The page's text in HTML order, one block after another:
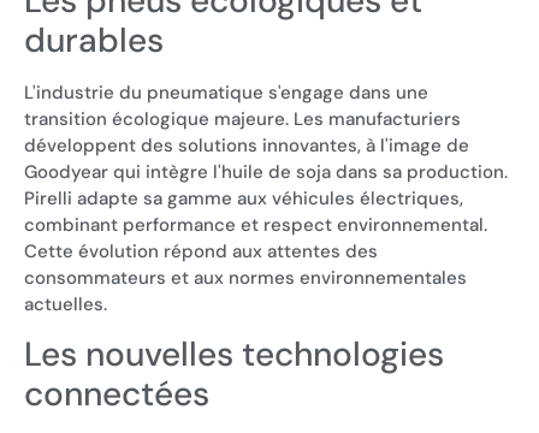
durables
L'industrie du pneumatique s'engage dans une
transition écologique majeure. Les manufacturiers
développent des solutions innovantes, à l'image de
Goodyear qui intègre l'huile de soja dans sa production.
Pirelli adapte sa gamme aux véhicules électriques,
combinant performance et respect environnemental.
Cette évolution répond aux attentes des
consommateurs et aux normes environnementales
actuelles.
Les nouvelles technologies
connectées